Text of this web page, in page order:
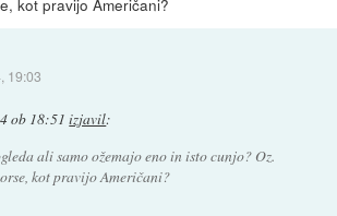
kot pravijo Američani?
19:03
ob 18:51 izjavil:
ali samo ožemajo eno in isto cunjo? Oz.
kot pravijo Američani?